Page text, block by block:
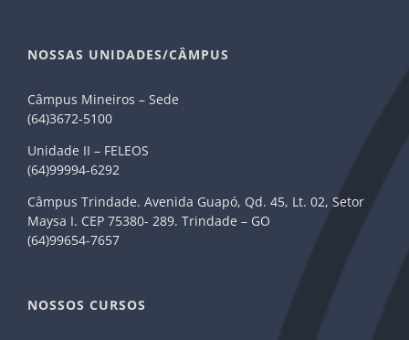
NOSSAS UNIDADES/CÂMPUS
Câmpus Mineiros – Sede
(64)3672-5100
Unidade II – FELEOS
(64)99994-6292
Câmpus Trindade. Avenida Guapó, Qd. 45, Lt. 02, Setor
Maysa I. CEP 75380- 289. Trindade – GO
(64)99654-7657
NOSSOS CURSOS